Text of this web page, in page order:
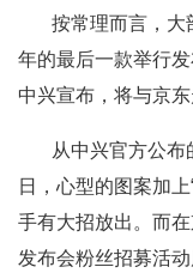
按常理而言，大
年的最后一款举行
中兴宣布，将与京
从中兴官方公布
日，心型的图案加
手有大招放出。而
发布会粉丝招募活动